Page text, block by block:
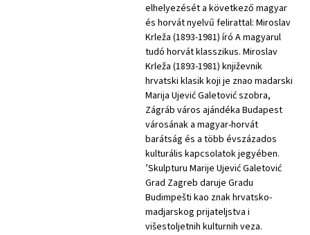
elhelyezését a következő magyar
és horvát nyelvű felirattal: Miroslav
Krleža (1893-1981) író A magyarul
tudó horvát klasszikus. Miroslav
Krleža (1893-1981) književnik
hrvatski klasik koji je znao madarski
Marija Ujević Galetović szobra,
Zágráb város ajándéka Budapest
városának a magyar-horvát
barátság és a több évszázados
kulturális kapcsolatok jegyében.
’Skulpturu Marije Ujević Galetović
Grad Zagreb daruje Gradu
Budimpešti kao znak hrvatsko-
madjarskog prijateljstva i
višestoljetnih kulturnih veza.